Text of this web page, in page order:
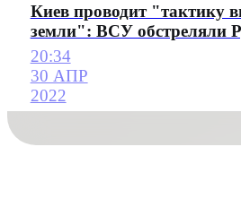
Киев проводит "тактику
земли": ВСУ обстреляли
20:34
30 АПР
2022